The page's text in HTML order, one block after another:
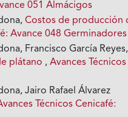
051 Almácigos
Costos de producción
Avance 048 Germinadores
Francisco García Reyes,
plátano ,Avances Técnicos
Jairo Rafael Álvarez
Técnicos Cenicafé: